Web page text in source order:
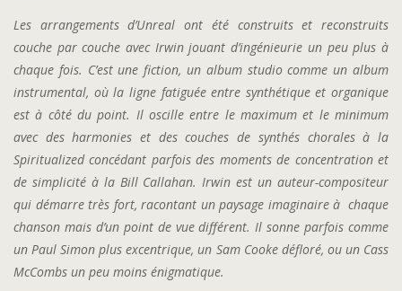
Les arrangements d’Unreal ont été construits et reconstruits
couche par couche avec Irwin jouant d’ingénieurie un peu plus à
chaque fois. C’est une fiction, un album studio comme un album
instrumental, où la ligne fatiguée entre synthétique et organique
est à côté du point. Il oscille entre le maximum et le minimum
avec des harmonies et des couches de synthés chorales à la
Spiritualized concédant parfois des moments de concentration et
de simplicité à la Bill Callahan. Irwin est un auteur-compositeur
qui démarre très fort, racontant un paysage imaginaire à chaque
chanson mais d’un point de vue différent. Il sonne parfois comme
un Paul Simon plus excentrique, un Sam Cooke défloré, ou un Cass
McCombs un peu moins énigmatique.